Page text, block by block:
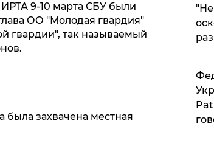
9-10 марта СБУ были
ОО "Молодая гвардия"
гвардии", так называемый
была захвачена местная